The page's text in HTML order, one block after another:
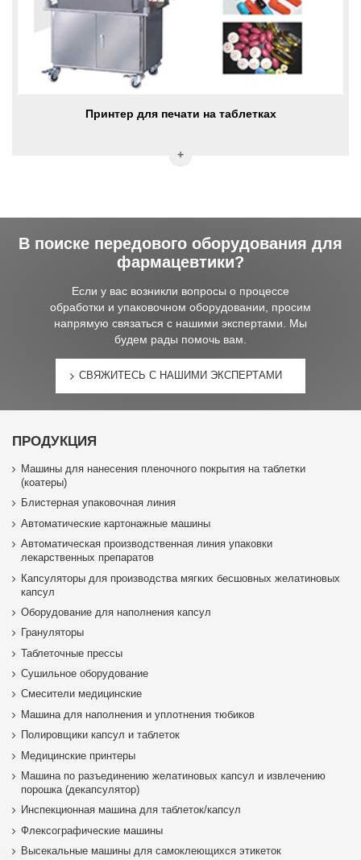
Принтер для печати на таблетках
В поиске передового оборудования для
фармацевтики?
Если у вас возникли вопросы о процессе
обработки и упаковочном оборудовании, просим
напрямую связаться с нашими экспертами. Мы
будем рады помочь вам.
СВЯЖИТЕСЬ С НАШИМИ ЭКСПЕРТАМИ
ПРОДУКЦИЯ
Машины для нанесения пленочного покрытия на таблетки
(коатеры)
Блистерная упаковочная линия
Автоматические картонажные машины
Автоматическая производственная линия упаковки
лекарственных препаратов
Капсуляторы для производства мягких бесшовных желатиновых
капсул
Оборудование для наполнения капсул
Грануляторы
Таблеточные прессы
Сушильное оборудование
Смесители медицинские
Машина для наполнения и уплотнения тюбиков
Полировщики капсул и таблеток
Медицинские принтеры
Машина по разъединению желатиновых капсул и извлечению
порошка (декапсулятор)
Инспекционная машина для таблеток/капсул
Флексографические машины
Высекальные машины для самоклеющихся этикеток